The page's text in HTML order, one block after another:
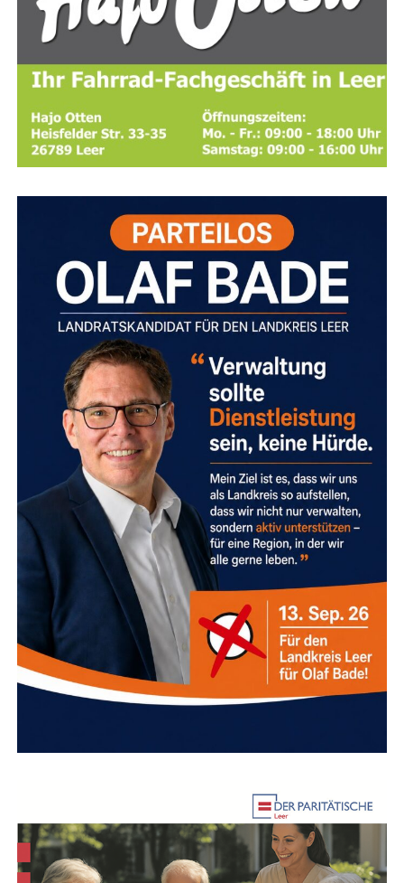
soge­nann­te DSK-Ver­fah­ren (Dün­ne Asphalt­deck­schich­
ten in Kalt­bau­wei­se).
Die­ses Ver­fah­ren gilt als tech­nisch
gut geeig­net für die betrof­fe­nen Stra­ßen und hat sich
bereits auf Pro­jek­ten wie dem Ost­fries­land-Wan­der­weg
bewährt.Es ermög­licht eine wirt­schaft­li­che und deut­li­che
Ver­län­ge­rung der Lebens­dau­er der Fahr­bah­nen.Zum
Ein­satz kommt eine spe­zi­ell ent­wi­ckel­te DSK-Ein­bau­ma­
nu­ier­li­che Misch- und Ein­bau­ein­heit herstellt.
Die Behör­den wei­sen jedoch aus­drück­lich dar­auf hin,
dass der Erfolg die­ses spe­zi­el­len Ver­fah­rens von dau­er­
haft geeig­ne­ten Wit­te­rungs­ver­hält­nis­sen abhängt.Die
Mate­ria­li­en benö­ti­gen bestimm­te kli­ma­ti­sche Bedin­gun­
um ihre lang­le­bi­ge Wir­kung und Halt­bar­keit zu ent­
Soll­te das Wet­ter nicht mit­spie­len,
ti­ge Ver­schie­bun­gen der Arbei­ten in ein­zel­nen Abschnit­
ten erfor­der­lich werden.